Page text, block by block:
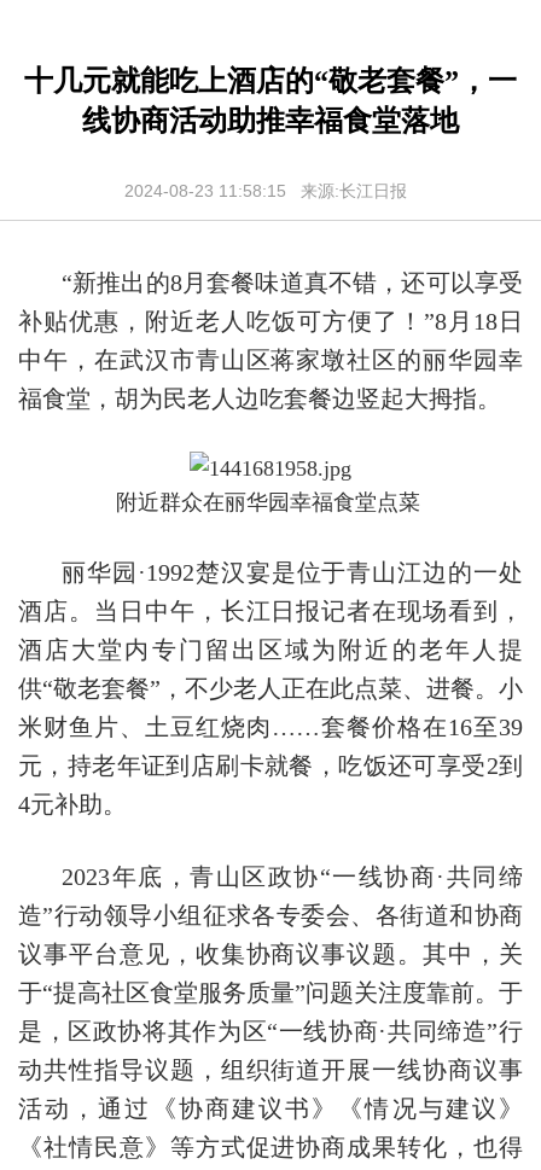
十几元就能吃上酒店的“敬老套餐”，一
线协商活动助推幸福食堂落地
2024-08-23 11:58:15 来源:长江日报
“新推出的8月套餐味道真不错，还可以享受
补贴优惠，附近老人吃饭可方便了！”8月18日
中午，在武汉市青山区蒋家墩社区的丽华园幸
福食堂，胡为民老人边吃套餐边竖起大拇指。
附近群众在丽华园幸福食堂点菜
丽华园·1992楚汉宴是位于青山江边的一处
酒店。当日中午，长江日报记者在现场看到，
酒店大堂内专门留出区域为附近的老年人提
供“敬老套餐”，不少老人正在此点菜、进餐。小
米财鱼片、土豆红烧肉……套餐价格在16至39
元，持老年证到店刷卡就餐，吃饭还可享受2到
4元补助。
2023年底，青山区政协“一线协商·共同缔
造”行动领导小组征求各专委会、各街道和协商
议事平台意见，收集协商议事议题。其中，关
于“提高社区食堂服务质量”问题关注度靠前。于
是，区政协将其作为区“一线协商·共同缔造”行
动共性指导议题，组织街道开展一线协商议事
活动，通过《协商建议书》《情况与建议》
《社情民意》等方式促进协商成果转化，也得